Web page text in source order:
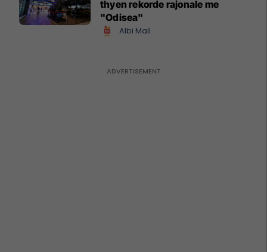
thyen rekorde rajonale me
"Odisea"
Albi Mall